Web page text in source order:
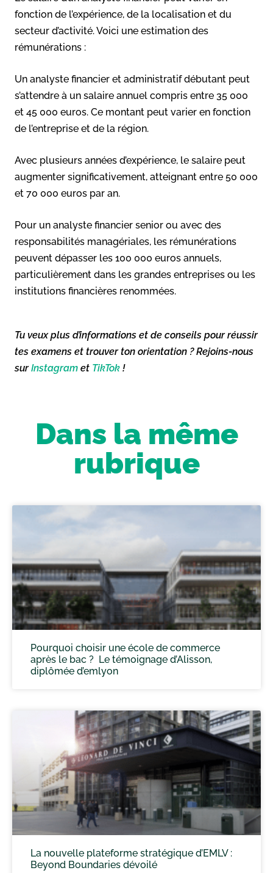
fonction de l’expérience, de la localisation et du
secteur d’activité. Voici une estimation des
rémunérations :
Un analyste financier et administratif débutant peut
s’attendre à un salaire annuel compris entre 35 000
et 45 000 euros. Ce montant peut varier en fonction
de l’entreprise et de la région.
Avec plusieurs années d’expérience, le salaire peut
augmenter significativement, atteignant entre 50 000
et 70 000 euros par an.
Pour un analyste financier senior ou avec des
responsabilités managériales, les rémunérations
peuvent dépasser les 100 000 euros annuels,
particulièrement dans les grandes entreprises ou les
institutions financières renommées.
Tu veux plus d’informations et de conseils pour réussir
tes examens et trouver ton orientation ? Rejoins-nous
surInstagram et TikTok !
Dans la même
rubrique
Pourquoi choisir une école de commerce
après le bac ? Le témoignage d’Alisson,
diplômée d’emlyon
La nouvelle plateforme stratégique d’EMLV :
Beyond Boundaries dévoilé